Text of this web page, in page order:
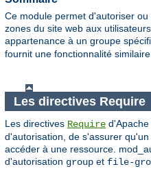
Ce module permet d'autoriser
zones du site web aux
appartenance à un groupe
fournit une fonctionnalité similaire.
Les directives Require
Les directives Require
d'autorisation, de s'assurer
accéder à une ressource.
d'autorisation group et file-